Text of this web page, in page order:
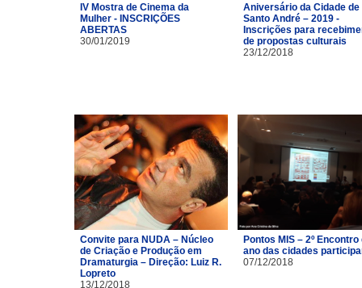
IV Mostra de Cinema da
Mulher - INSCRIÇÕES
ABERTAS
30/01/2019
Aniversário da Cidade de
Santo André – 2019 -
Inscrições para
de propostas culturais
23/12/2018
Convite para NUDA – Núcleo
de Criação e Produção em
Dramaturgia – Direção: Luiz R.
Lopreto
13/12/2018
Pontos MIS – 2º Encontro
ano das cidades
07/12/2018